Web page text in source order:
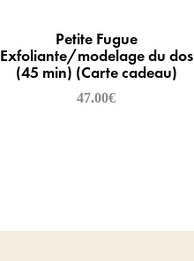
Petite Fugue
Exfoliante/modelage du dos
(45 min) (Carte cadeau)
47.00€